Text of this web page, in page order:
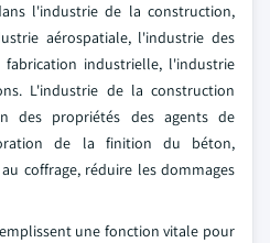
l'industrie de la construction,
aérospatiale, l'industrie des
industrielle, l'industrie
L'industrie de la construction
des propriétés des agents de
de la finition du béton,
coffrage, réduire les dommages
une fonction vitale pour